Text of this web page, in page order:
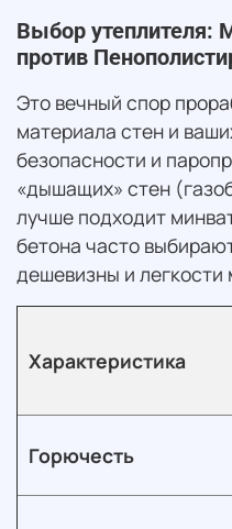
Выбор утеплителя:
против
Это вечный спор
материала стен и
безопасности и
«дышащих» стен
лучше подходит
бетона часто
дешевизны и легкости
Характеристика
Горючесть